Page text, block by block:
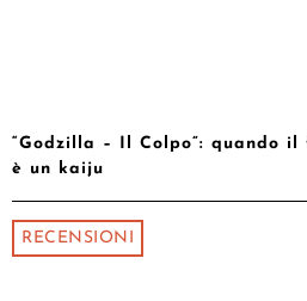
“Godzilla – Il Colpo”: quando
è un kaiju
RECENSIONI